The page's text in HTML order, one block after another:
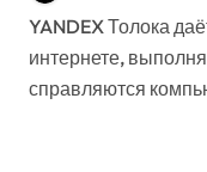
YANDEX Толока даёт возможность зарабатывать в
интернете,
справляются